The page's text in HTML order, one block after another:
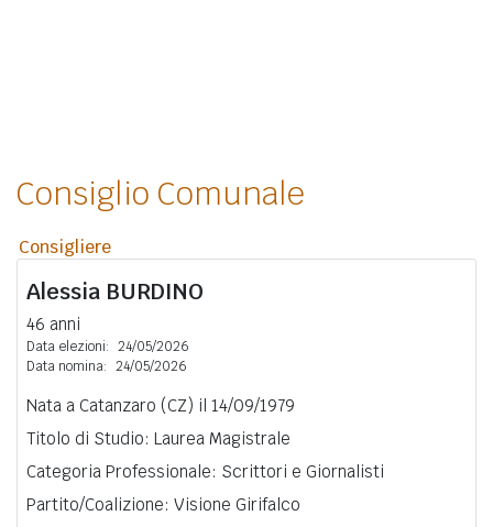
Consiglio Comunale
Consigliere
Alessia BURDINO
46 anni
Data elezioni: 24/05/2026
Data nomina: 24/05/2026
Nata a Catanzaro (CZ) il 14/09/1979
Titolo di Studio: Laurea Magistrale
Categoria Professionale: Scrittori e Giornalisti
Partito/Coalizione: Visione Girifalco